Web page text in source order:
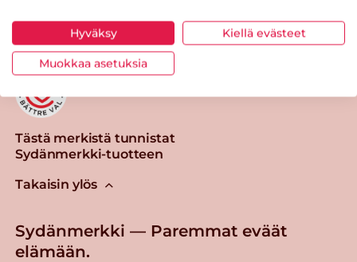
Tästä merkistä tunnistat
Sydänmerkki-tuotteen
Takaisin ylös
Sydänmerkki — Paremmat eväät
elämään.
Hyväksy Kiellä evästeet
Muokkaa asetuksia